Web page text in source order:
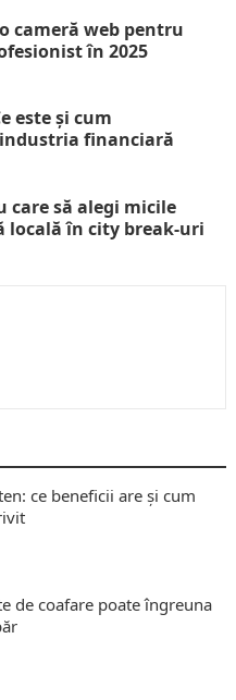
cameră web pentru
în 2025
este și cum
financiară
care să alegi micile
locală în city break-uri
ce beneficii are și cum
de coafare poate îngreuna